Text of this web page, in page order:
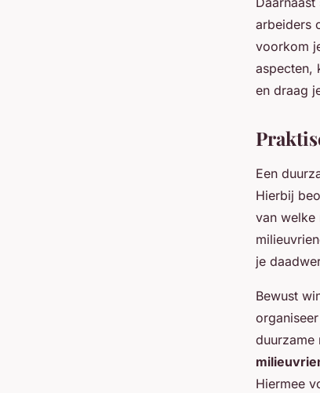
arbeiders
voorkom
aspecten,
en draag
Een
Hierbij
van welke
je
Bewust
duurzame
Hiermee